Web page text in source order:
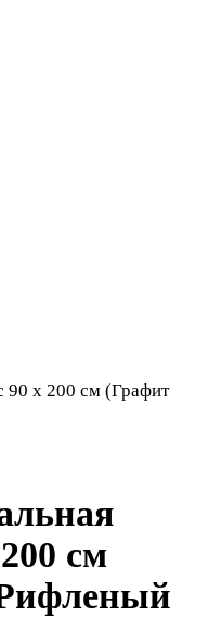
90 х 200 см (Графит
см